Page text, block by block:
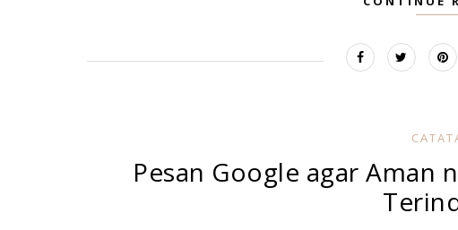
Pesan Google agar Aman